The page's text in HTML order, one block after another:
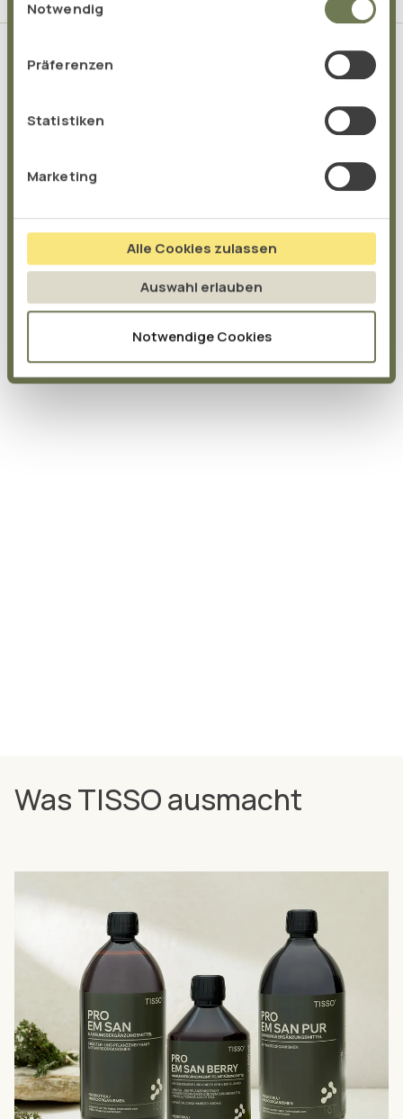
gesammelt haben.
Notwendig
Präferenzen
Statistiken
Marketing
Alle Cookies zulassen
Auswahl erlauben
Notwendige Cookies
Das sagen unsere Kunden:
Was TISSO ausmacht